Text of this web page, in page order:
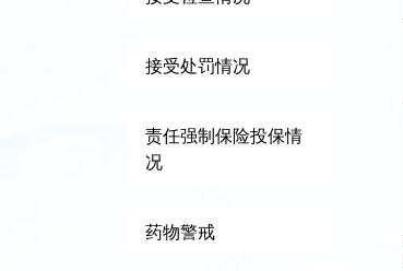
接受处罚情况
责任强制保险投保情
况
药物警戒